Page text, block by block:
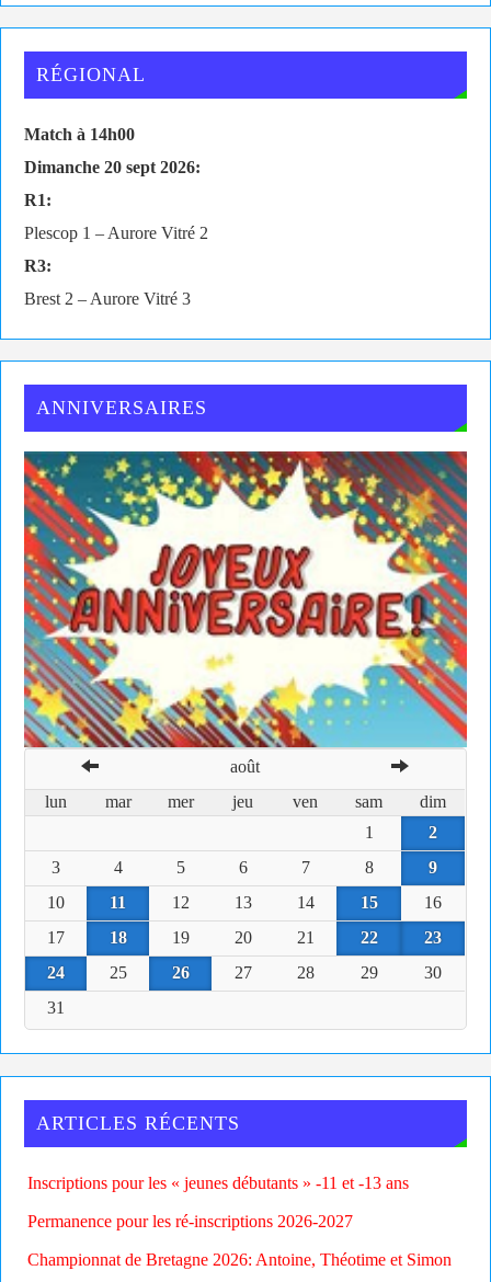
RÉGIONAL
Match à 14h00
Dimanche 20 sept 2026:
R1:
Plescop 1 – Aurore Vitré 2
R3:
Brest 2 – Aurore Vitré 3
ANNIVERSAIRES
août
lun
mar mer jeu ven sam
dim
1
2
3
4 5 6 7 8
9
10
11 12 13 14 15
16
17
18 19 20 21 22
23
24
25 26 27 28 29
30
31
ARTICLES RÉCENTS
Inscriptions pour les « jeunes débutants » -11 et -13 ans
Permanence pour les ré-inscriptions 2026-2027
Championnat de Bretagne 2026: Antoine, Théotime et Simon